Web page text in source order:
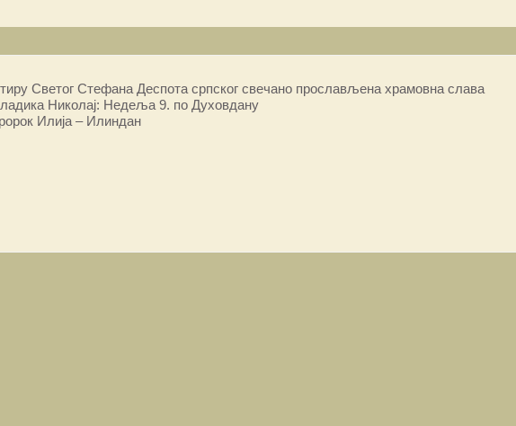
Светог Стефана Деспота српског свечано прослављена храмовна слава
Николај: Недеља 9. по Духовдану
Илија – Илиндан